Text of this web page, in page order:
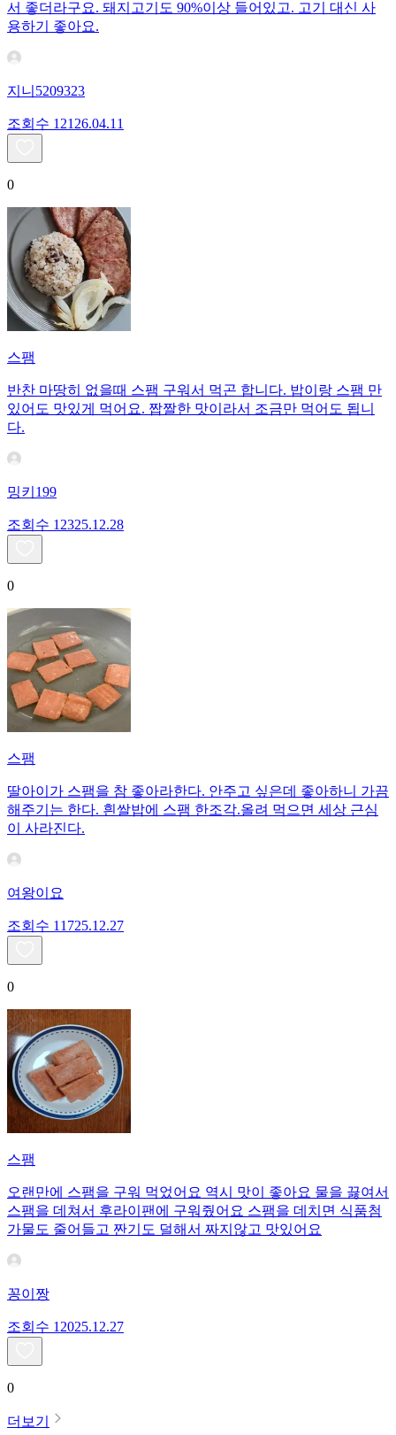
서 좋더라구요. 돼지고기도 90%이상 들어있고. 고기 대신 사
용하기 좋아요.
지니5209323
조회수 121 26.04.11
0
스팸
반찬 마땅히 없을때 스팸 구워서 먹곤 합니다. 밥이랑 스팸 만
있어도 맛있게 먹어요. 짭짤한 맛이라서 조금만 먹어도 됩니
다.
밍키199
조회수 12325.12.28
0
스팸
딸아이가 스팸을 참 좋아라한다. 안주고 싶은데 좋아하니 가끔
해주기는 한다. 흰쌀밥에 스팸 한조각.올려 먹으면 세상 근심
이 사라진다.
여왕이요
조회수 11725.12.27
0
스팸
오랜만에 스팸을 구워 먹었어요 역시 맛이 좋아요 물을 끓여서
스팸을 데쳐서 후라이팬에 구워줬어요 스팸을 데치면 식품첨
가물도 줄어들고 짠기도 덜해서 짜지않고 맛있어요
꽁이짱
조회수 12025.12.27
0
더보기